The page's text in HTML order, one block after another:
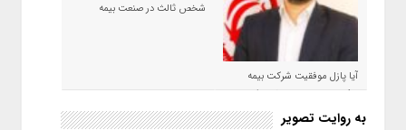
آیا پازل موفقیت شرکت بیمه
حکمت صبا در سال ۱۴۰۵ کامل می
شود؟!
شخص ثالث در صنعت بیمه
به روایت تصویر